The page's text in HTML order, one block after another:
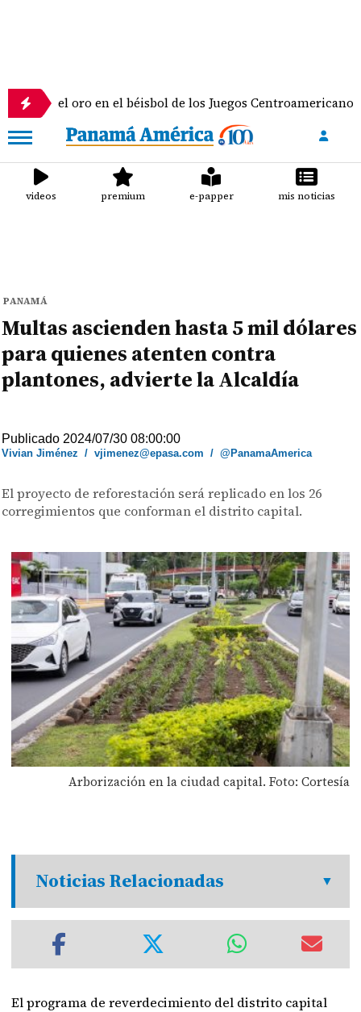
oro en el béisbol de los Juegos Centroamericanos y del
videos premium e-papper mis noticias
PANAMÁ
Multas ascienden hasta 5 mil dólares
para quienes atenten contra
plantones, advierte la Alcaldía
Publicado 2024/07/30 08:00:00
Vivian Jiménez /vjimenez@epasa.com /@PanamaAmerica
El proyecto de reforestación será replicado en los 26
corregimientos que conforman el distrito capital.
Arborización en la ciudad capital. Foto: Cortesía
Noticias Relacionadas
El programa de reverdecimiento del distrito capital